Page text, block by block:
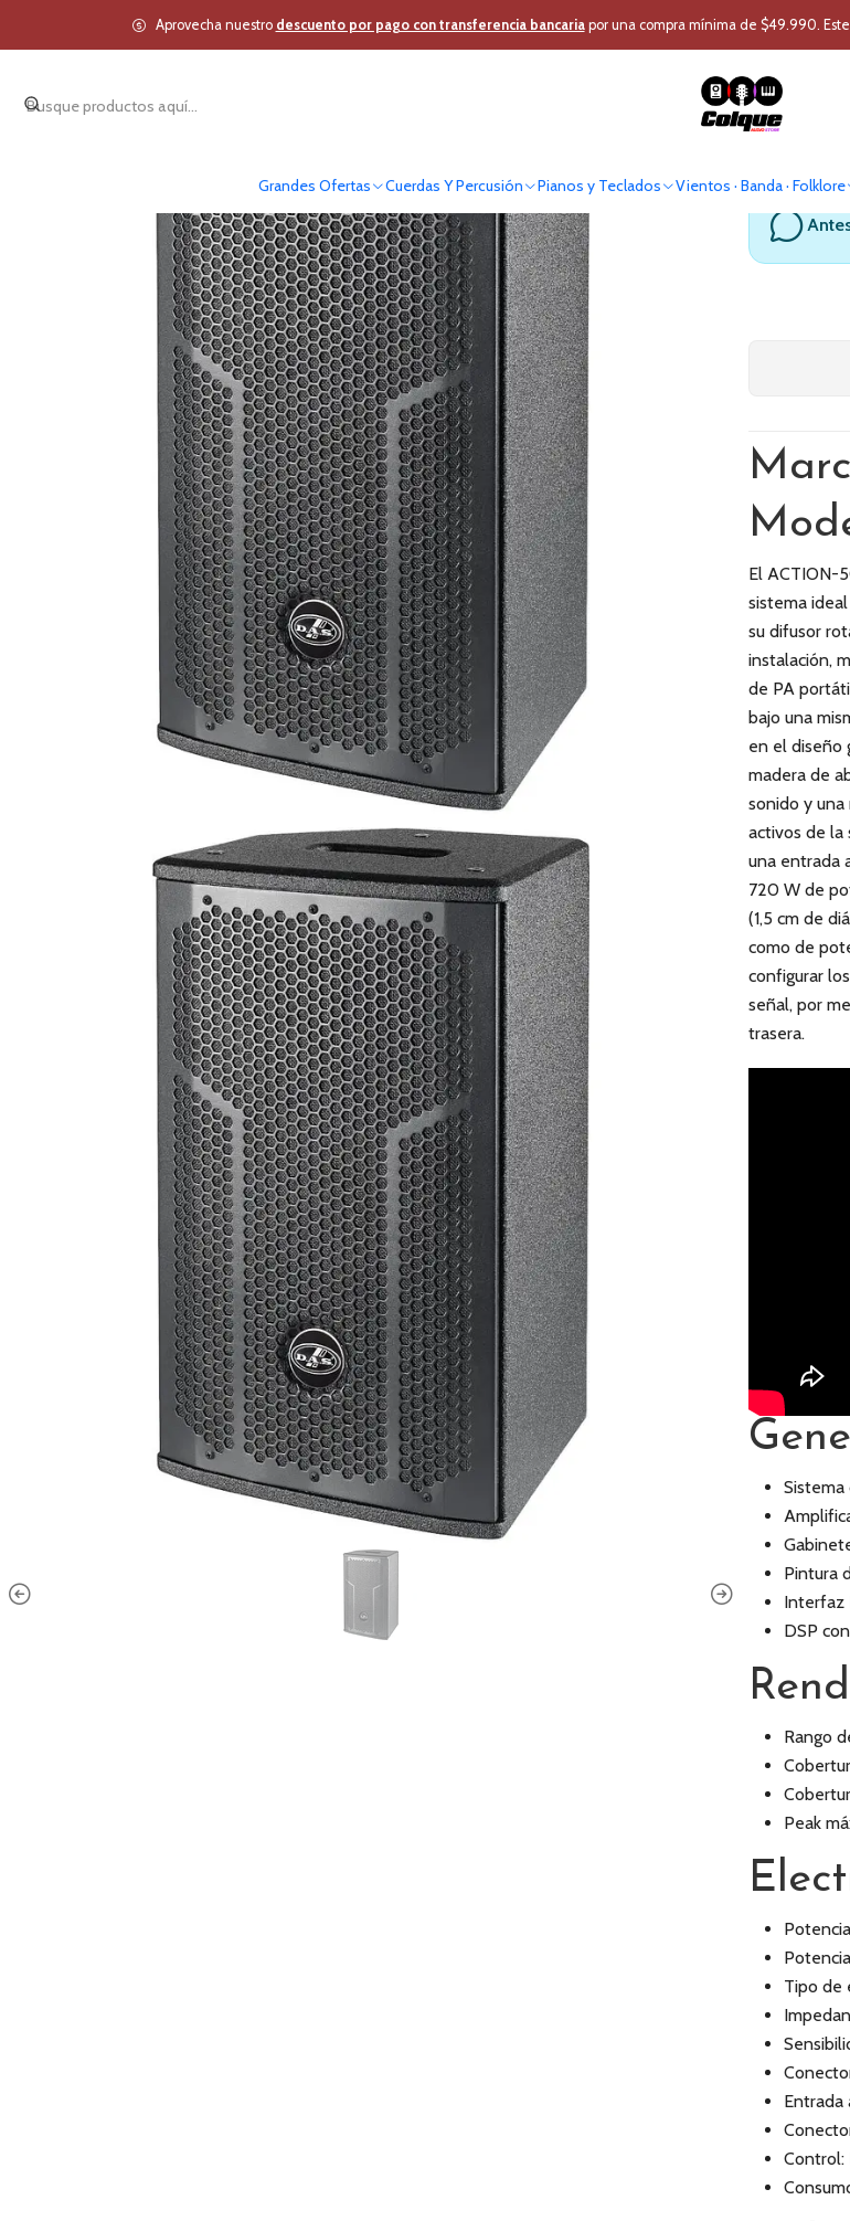
Grandes Ofertas Cuerdas Y Percusión Pianos y Teclados Vientos · Banda · Folklore
Aprovecha nuestro descuento por pago con transferencia bancariapor una compra mínima de $49.990.
Inicio Estudio y Audio Pro Audio Profesional Caja Acústica Caja Activa
El ACTION-
sistema
su difusor
instalación,
de PA
bajo una
en el diseño
madera de
sonido y
activos de la
una entrada
720 W de
(1,5 cm de
como de
configurar
señal, por
trasera.
Sistema
Pintura
Interfaz
DSP
Rango
Peak
Tipo de
Entrada